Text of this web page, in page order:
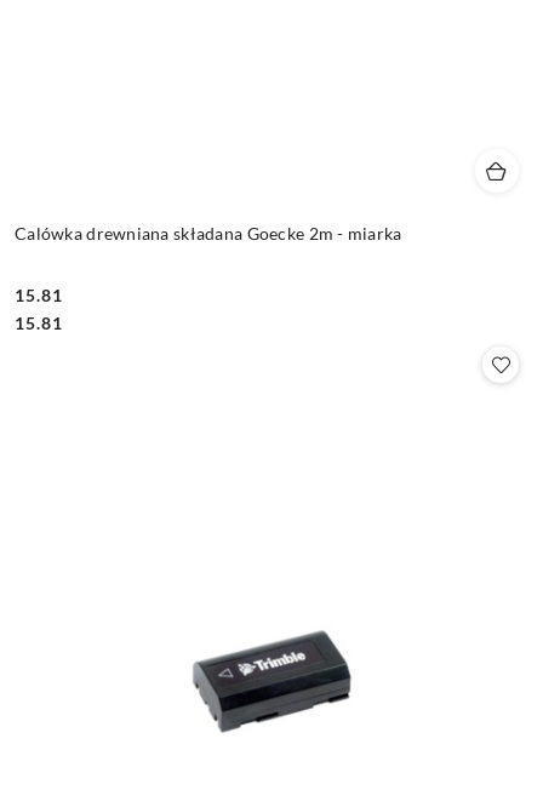
Calówka drewniana składana Goecke 2m - miarka
Cena:
15.81
Cena:
15.81